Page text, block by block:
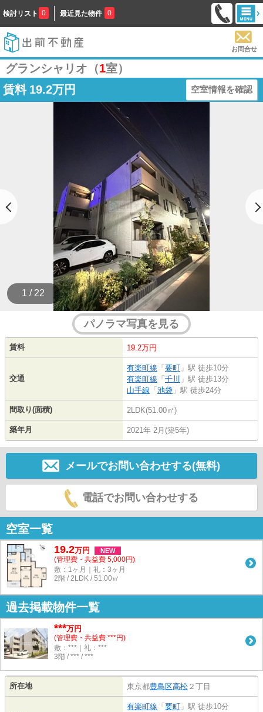
検討リスト 0 最近見た物件 0
お問合せ
グランシャリオ（1室）
賃料 19.2万円 空室情報を確認
1 / 22
パノラマ写真を見る
賃料 19.2万円
交通
有楽町線 「 要町 」駅 徒歩10分
有楽町線 「 千川 」駅 徒歩13分
山手線 「 池袋 」駅 徒歩24分
間取り(面積) 2LDK(51.00㎡)
築年月 2021年 2月(築5年)
メールでお問い合わせする(無料)
電話でお問い合わせする
空室一覧
19.2万円 NEW
(管理費・共益費 5,000円)
敷：1ヶ月｜礼：3ヶ月
2階 / 2LDK / 51.00㎡
過去掲載物件一覧
***万円
(管理費・共益費 ***円)
敷：***｜礼：***
3階 / *** / ***
所在地 東京都豊島区高松 ２丁目
有楽町線 「 要町 」駅 徒歩10分